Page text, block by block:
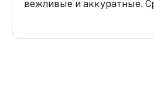
вежливые и аккуратные.